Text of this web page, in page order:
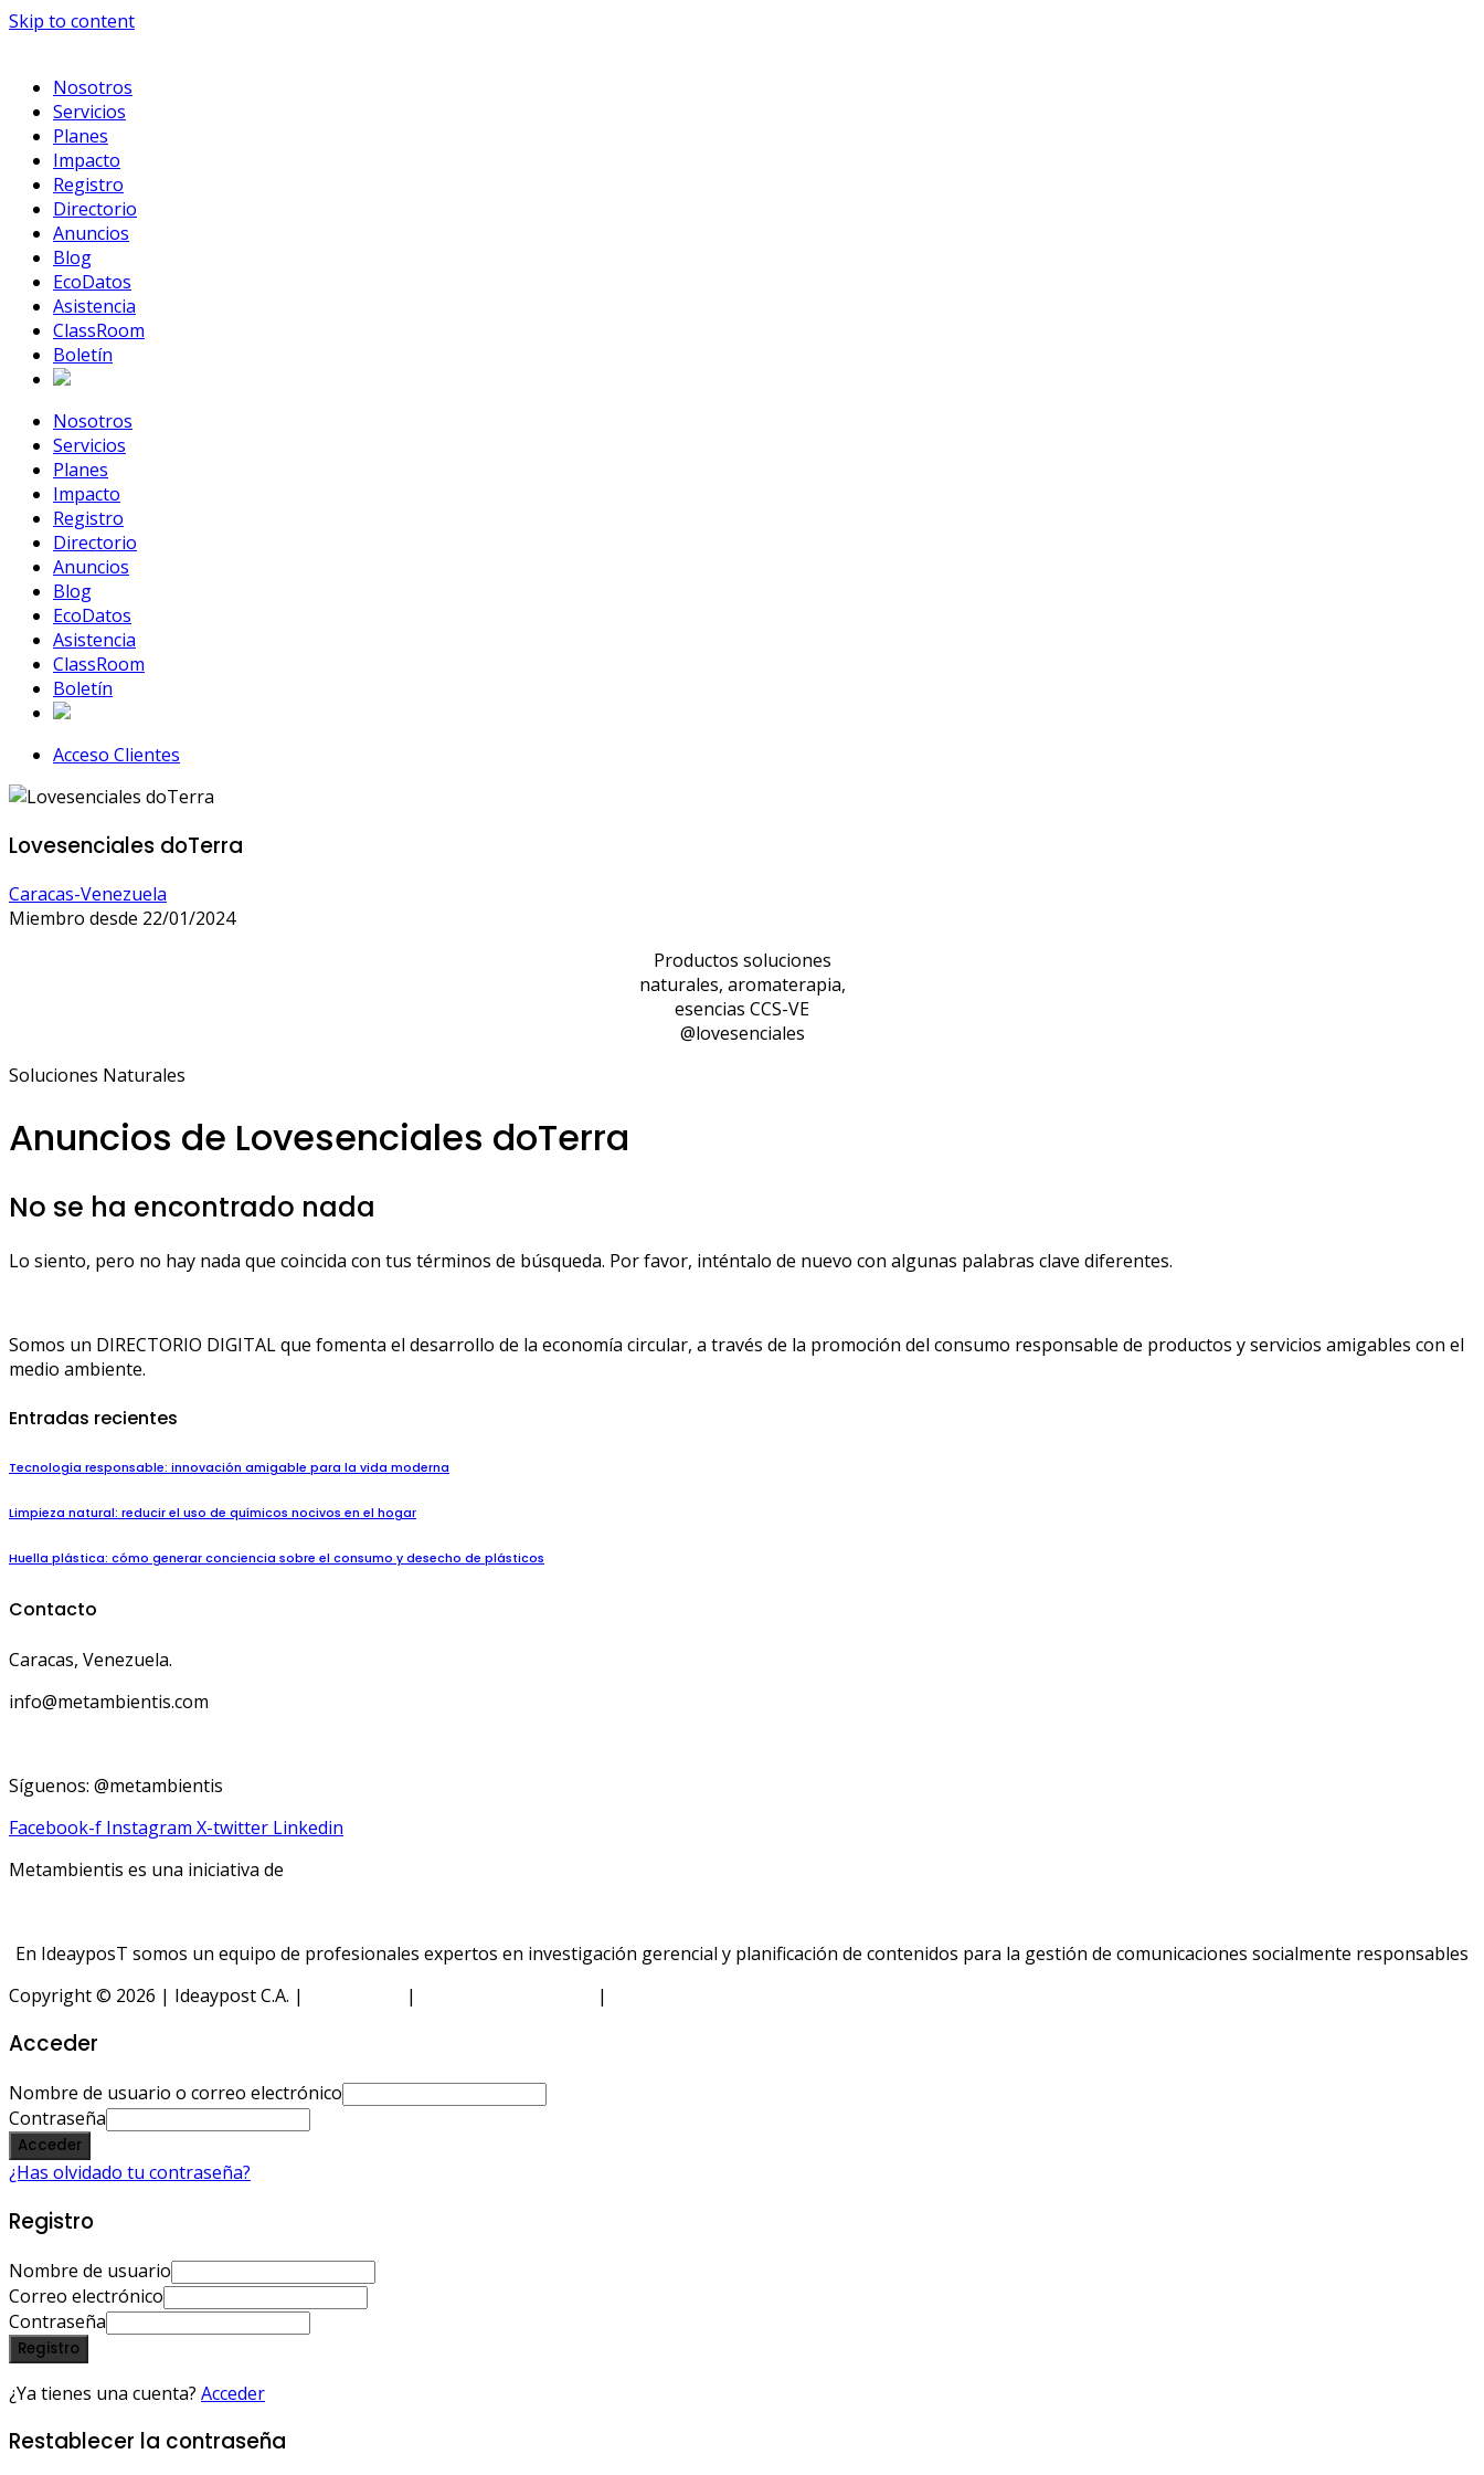
Skip to content
Nosotros
Servicios
Planes
Impacto
Registro
Directorio
Anuncios
Blog
EcoDatos
Asistencia
ClassRoom
Boletín
Nosotros
Servicios
Planes
Impacto
Registro
Directorio
Anuncios
Blog
EcoDatos
Asistencia
ClassRoom
Boletín
Acceso Clientes
Lovesenciales doTerra
Caracas-Venezuela
Miembro desde 22/01/2024
Productos soluciones
naturales, aromaterapia,
esencias CCS-VE
@lovesenciales
Soluciones Naturales
Anuncios de Lovesenciales doTerra
No se ha encontrado nada
Lo siento, pero no hay nada que coincida con tus términos de búsqueda. Por favor, inténtalo de nuevo con algunas palabras clave diferentes.
Somos un DIRECTORIO DIGITAL que fomenta el desarrollo de la economía circular, a través de la promoción del consumo responsable de productos y servicios amigables con el
medio ambiente.
Entradas recientes
Tecnología responsable: innovación amigable para la vida moderna
Limpieza natural: reducir el uso de químicos nocivos en el hogar
Huella plástica: cómo generar conciencia sobre el consumo y desecho de plásticos
Contacto
Caracas, Venezuela.
info@metambientis.com
Síguenos: @metambientis
Facebook-f Instagram X-twitter Linkedin
Metambientis es una iniciativa de
En IdeayposT somos un equipo de profesionales expertos en investigación gerencial y planificación de contenidos para la gestión de comunicaciones socialmente responsables
Copyright © 2026 | Ideaypost C.A. |
| |
Acceder
Nombre de usuario o correo electrónico
Contraseña
Acceder
¿Has olvidado tu contraseña?
Registro
Nombre de usuario
Correo electrónico
Contraseña
Registro
¿Ya tienes una cuenta? Acceder
Restablecer la contraseña